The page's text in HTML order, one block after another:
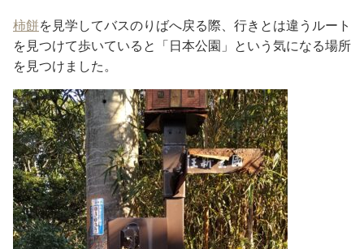
柿餅を見学してバスのりばへ戻る際、行きとは違うルート
を見つけて歩いていると「日本公園」という気になる場所
を見つけました。